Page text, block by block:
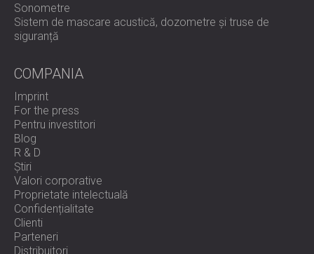
Controlul vibrațiilor proiectat cu
VIBRO-AM oferă stabilitate mecanică dovedită și confort
acustic prin izolarea eficientă a vibrațiilor la sursă.
Contactați DECIBEL astăzi
echipamentelor mai sigure, mai silențioase și mai durabile.
Sonometre
Sistem de mascare acustică, dozometre și truse de
siguranță
COMPANIA
Imprint
For the press
Pentru investitori
Blog
R & D
Știri
Valori corporative
Proprietate intelectuală
Confidențialitate
Clienti
Parteneri
Distribuitori